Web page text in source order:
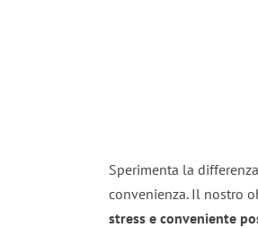
Sperimenta la
convenienza. Il nostro
stress e conveniente